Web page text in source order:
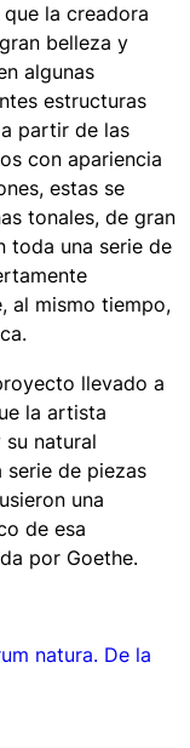
la creadora
belleza y
algunas
estructuras
partir de las
con apariencia
estas se
tonales, de gran
toda una serie de
al mismo tiempo,
llevado a
la artista
natural
de piezas
una
de esa
por Goethe.
natura. De la